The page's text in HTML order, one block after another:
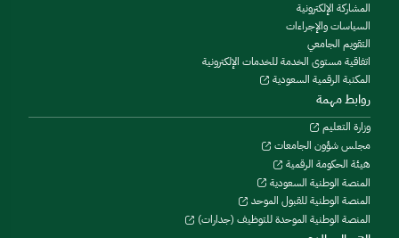
المشاركة الإلكترونية
السياسات والإجراءات
التقويم الجامعي
اتفاقية مستوى الخدمة للخدمات الإلكترونية
المكتبة الرقمية السعودية
روابط مهمة
وزارة التعليم
مجلس شؤون الجامعات
هيئة الحكومة الرقمية
المنصة الوطنية السعودية
المنصة الوطنية للقبول الموحد
المنصة الوطنية الموحدة للتوظيف (جدارات)